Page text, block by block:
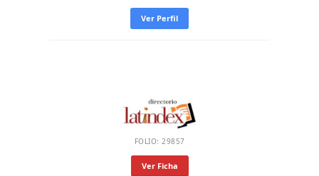
Ver Perfil
FOLIO: 29857
Ver Ficha